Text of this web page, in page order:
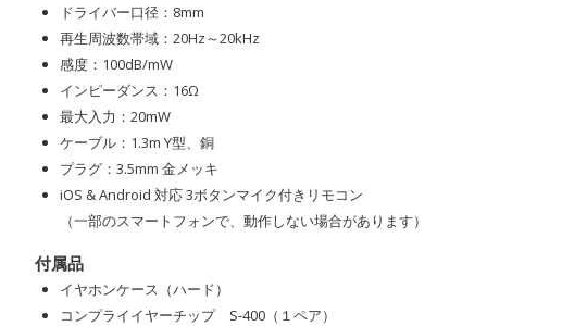
ドライバー口径：8mm
再生周波数帯域：20Hz～20kHz
感度：100dB/mW
インピーダンス：16Ω
最大入力：20mW
ケーブル：1.3m Y型、銅
プラグ：3.5mm 金メッキ
iOS & Android 対応 3ボタンマイク付きリモコン
（一部のスマートフォンで、動作しない場合があります）
付属品
イヤホンケース（ハード）
コンプライイヤーチップ S-400（１ペア）